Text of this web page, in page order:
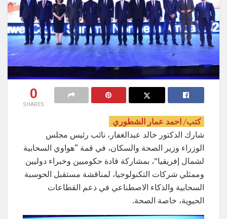
0
SHARES
كتب/ احمد عمار الشطوري
‏‎شارك الدكتور خالد عبدالغفار، نائب رئيس مجلس
الوزراء وزير الصحة والسكان، في قمة “هواوي السحابية
لشمال إفريقيا”، بمشاركة قادة حكوميين وخبراء دوليين
وممثلي شركات التكنولوجيا، لمناقشة مستقبل الحوسبة
السحابية والذكاء الاصطناعي في دعم القطاعات
الحيوية، خاصة الصحة.